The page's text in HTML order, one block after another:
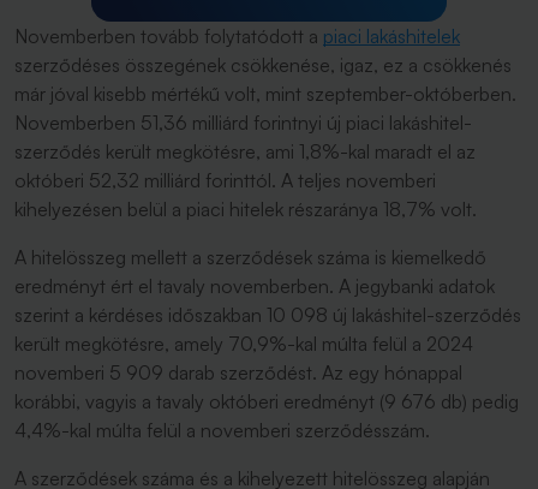
Novemberben tovább folytatódott a piaci lakáshitelek
szerződéses összegének csökkenése, igaz, ez a csökkenés
már jóval kisebb mértékű volt, mint szeptember-októberben.
Novemberben 51,36 milliárd forintnyi új piaci lakáshitel-
szerződés került megkötésre, ami 1,8%-kal maradt el az
októberi 52,32 milliárd forinttól. A teljes novemberi
kihelyezésen belül a piaci hitelek részaránya 18,7% volt.
A hitelösszeg mellett a szerződések száma is kiemelkedő
eredményt ért el tavaly novemberben. A jegybanki adatok
szerint a kérdéses időszakban 10 098 új lakáshitel-szerződés
került megkötésre, amely 70,9%-kal múlta felül a 2024
novemberi 5 909 darab szerződést. Az egy hónappal
korábbi, vagyis a tavaly októberi eredményt (9 676 db) pedig
4,4%-kal múlta felül a novemberi szerződésszám.
A szerződések száma és a kihelyezett hitelösszeg alapján